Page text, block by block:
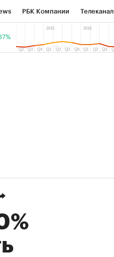
РБК Компании Телеканал
Тренды